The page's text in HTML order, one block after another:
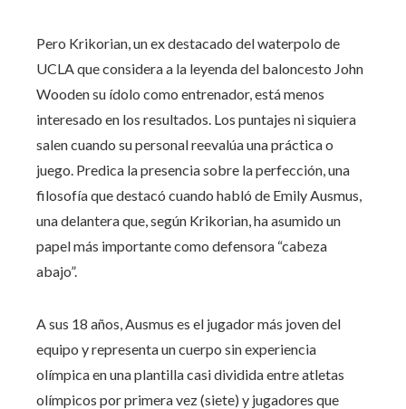
Pero Krikorian, un ex destacado del waterpolo de
UCLA que considera a la leyenda del baloncesto John
Wooden su ídolo como entrenador, está menos
interesado en los resultados. Los puntajes ni siquiera
salen cuando su personal reevalúa una práctica o
juego. Predica la presencia sobre la perfección, una
filosofía que destacó cuando habló de Emily Ausmus,
una delantera que, según Krikorian, ha asumido un
papel más importante como defensora “cabeza
abajo”.
A sus 18 años, Ausmus es el jugador más joven del
equipo y representa un cuerpo sin experiencia
olímpica en una plantilla casi dividida entre atletas
olímpicos por primera vez (siete) y jugadores que